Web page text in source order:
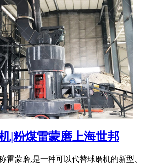
|粉煤雷蒙磨上海世邦
雷蒙磨,是一种可以代替球磨机的新型、